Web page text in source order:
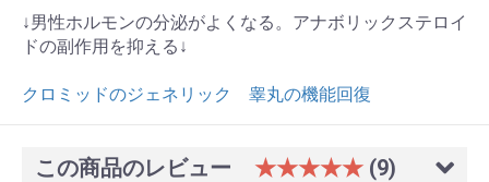
↓男性ホルモンの分泌がよくなる。アナボリックステロイ
ドの副作用を抑える↓
クロミッドのジェネリック 睾丸の機能回復
この商品のレビュー ★★★★★ (9)